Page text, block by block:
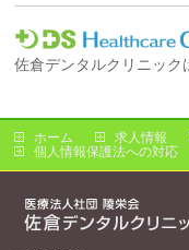
佐倉デンタルクリニック
ホーム 求人情報
個人情報保護法への対応